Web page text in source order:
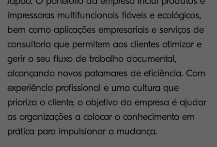
impressoras multifuncionais fiáveis ​​e ecológicos,
bem como aplicações empresariais e serviços de
consultoria que permitem aos clientes otimizar e
gerir o seu fluxo de trabalho documental,
alcançando novos patamares de eficiência. Com
experiência profissional e uma cultura que
prioriza o cliente, o objetivo da empresa é ajudar
as organizações a colocar o conhecimento em
prática para impulsionar a mudança.